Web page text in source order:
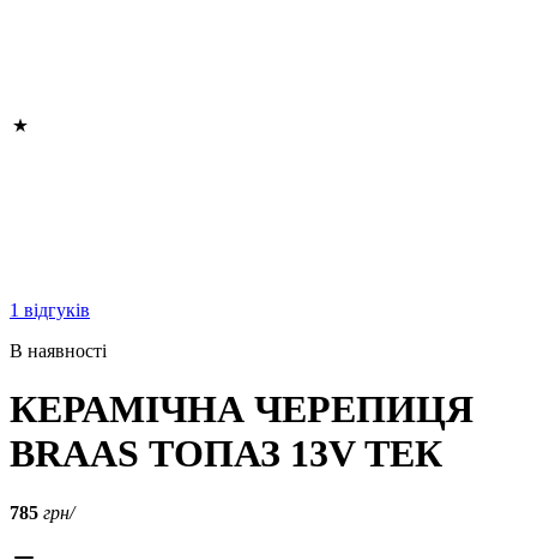
1 відгуків
В наявності
КЕРАМІЧНА ЧЕРЕПИЦЯ
BRAAS ТОПАЗ 13V ТЕК
785 грн/